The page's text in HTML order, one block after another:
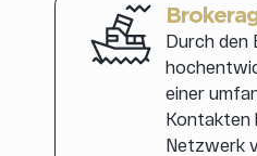
Durch den
einer
Kontakten
Netzwerk